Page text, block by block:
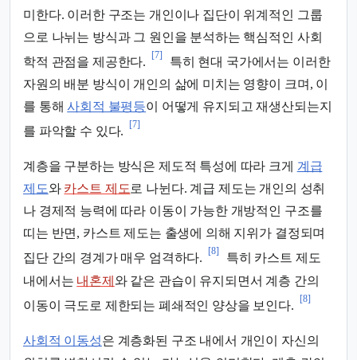
미한다. 이러한 구조는 개인이나 집단이 위계적인 그룹
으로 나뉘는 방식과 그 원인을 분석하는 핵심적인 사회
학적 관점을 제공한다.
[7]
특히 현대 국가에서는 이러한
자원의 배분 방식이 개인의 삶에 미치는 영향이 크며, 이
를 통해사회적 불평등이 어떻게 유지되고 재생산되는지
를 파악할 수 있다.
[7]
계층을 구분하는 방식은 제도적 특성에 따라 크게 계급
제도와 카스트 제도로 나뉜다. 계급 제도는 개인의 성취
나 경제적 능력에 따라 이동이 가능한 개방적인 구조를
띠는 반면, 카스트 제도는 출생에 의해 지위가 결정되며
집단 간의 경계가 매우 엄격하다.
[8]
특히 카스트 제도
내에서는 내혼제 와 같은 관습이 유지되면서 계층 간의
이동이 극도로 제한되는 폐쇄적인 양상을 보인다.
[8]
사회적 이동성은 계층화된 구조 내에서 개인이 자신의